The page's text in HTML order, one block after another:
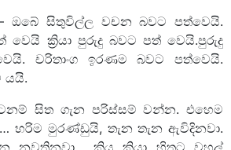
ඔබේ සිතුවිල්ල වචන බවට පත්වෙයි.
වෙයි ක්‍රියා පුරුදු බවට පත් වෙයි.පුරුදු
චරිතාංග ඉරණම බවට පත්වෙයි.
යයි.
සිත ගැන පරිස්සම් වන්න. එහෙම
හරිම මුරණ්ඩුයි, තැන තැන ඇවිදිනවා.